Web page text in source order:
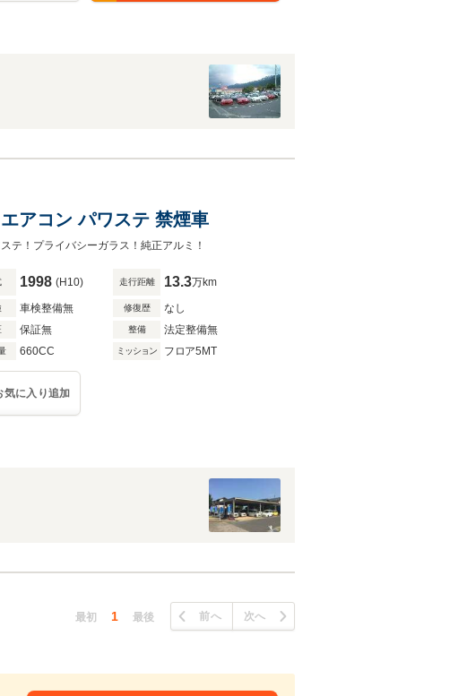
アコン パワステ 禁煙車
テ！プライバシーガラス！純正アルミ！
1998 (H10) 走行距離 13.3万km
車検整備無 修復歴 なし
保証無 整備 法定整備無
660CC ミッション フロア5MT
気に入り追加
最初 1 最後 前へ 次へ